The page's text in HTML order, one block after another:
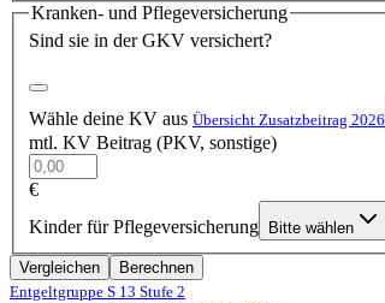
Kranken- und Pflegeversicherung
Sind sie in der GKV versichert?
Wähle deine KV aus Übersicht Zusatzbeitrag 2026
mtl. KV Beitrag (PKV, sonstige)
€
Kinder für Pflegeversicherung
Bitte wählen
Vergleichen
Berechnen
Entgeltgruppe S 13 Stufe 2